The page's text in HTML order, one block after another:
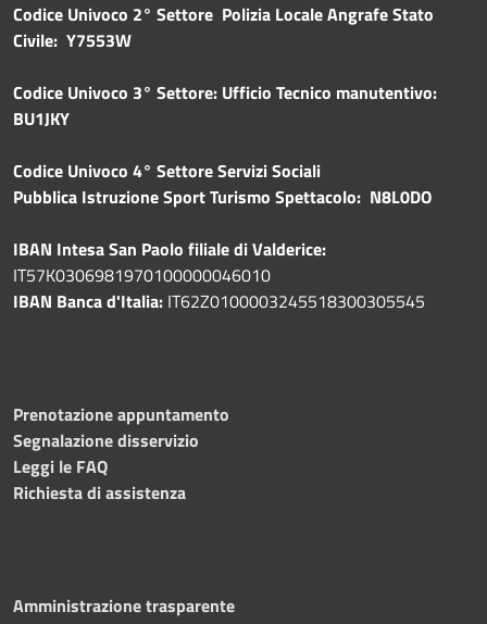
Codice Univoco 2° Settore Polizia Locale Angrafe Stato
Civile: Y7553W
Codice Univoco 3° Settore: Ufficio Tecnico manutentivo:
BU1JKY
Codice Univoco 4° Settore Servizi Sociali
Pubblica Istruzione Sport Turismo Spettacolo: N8L0DO
IBAN Intesa San Paolo filiale di Valderice:
IT57K0306981970100000046010
IBAN Banca d'Italia: IT62Z0100003245518300305545
Prenotazione appuntamento
Segnalazione disservizio
Leggi le FAQ
Richiesta di assistenza
Amministrazione trasparente